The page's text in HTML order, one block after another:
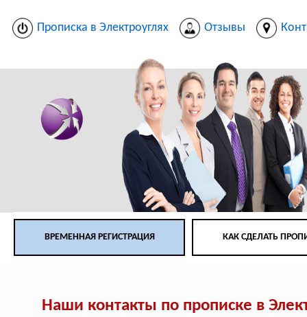
Прописка в Электроуглях Отзывы
ВРЕМЕННАЯ РЕГИСТРАЦИЯ КАК СДЕЛАТЬ
Наши контакты по прописке в